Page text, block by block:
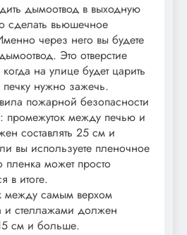
дымоотвод в выходную
сделать вьюшечное
через него вы будете
Это отверстие
на улице будет царить
печку нужно зажечь.
пожарной безопасности
между печью и
составлять 25 см и
вы используете пленочное
пленка может просто
в итоге.
между самым верхом
и стеллажами должен
см и больше.